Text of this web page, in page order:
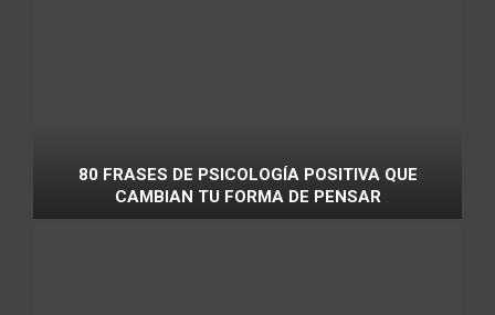
80 FRASES DE PSICOLOGÍA POSITIVA QUE
CAMBIAN TU FORMA DE PENSAR